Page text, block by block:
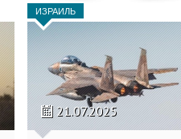
ИЗРАИЛЬ
21.07.2025